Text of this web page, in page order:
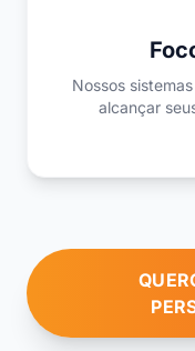
Nossos
alcançar